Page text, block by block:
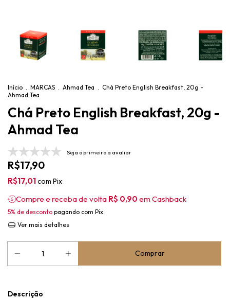
Início . MARCAS . Ahmad Tea . Chá Preto English Breakfast, 20g -
Ahmad Tea
Chá Preto English Breakfast, 20g -
Ahmad Tea
Seja o primeiro a avaliar
R$17,90
R$17,01com Pix
Compre e receba de volta R$ 0,90 em Cashback
5% de desconto pagando com Pix
Ver mais detalhes
Descrição